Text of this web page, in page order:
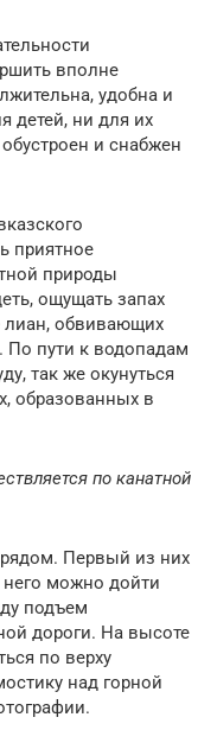
вполне
удобна и
детей, ни для их
и снабжен
приятное
природы
ощущать запах
лиан, обвивающих
пути к водопадам
так же окунуться
образованных в
по канатной
Первый из них
можно дойти
подъем
дороги. На высоте
по верху
над горной